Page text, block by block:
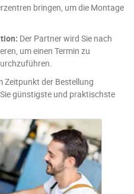
bringen, um die Montage
Der Partner wird Sie nach
um einen Termin zu
Zeitpunkt der Bestellung
günstigste und praktischste